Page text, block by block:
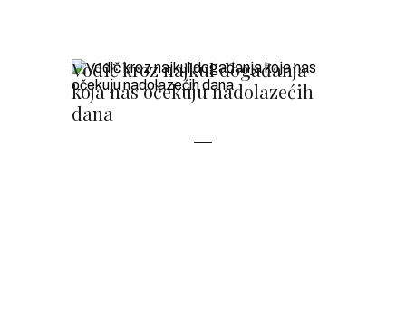
Vodič kroz najkul događanja
koja nas očekuju nadolazećih
dana